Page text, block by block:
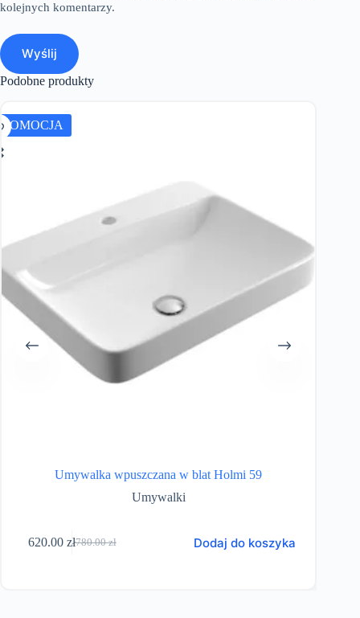
kolejnych komentarzy.
Wyślij
Podobne produkty
Umywalka wpuszczana w blat Holmi 59
Umywalki
780.00zł
Pierwotna
620.00 złAktualna
Dodaj do koszyka